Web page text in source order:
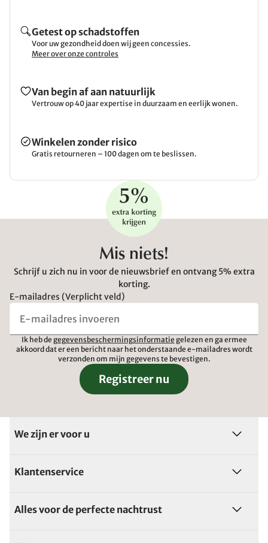
Getest op schadstoffen
Voor uw gezondheid doen wij geen concessies.
Meer over onze controles
Van begin af aan natuurlijk
Vertrouw op 40 jaar expertise in duurzaam en eerlijk wonen.
Winkelen zonder risico
Gratis retourneren – 100 dagen om te beslissen.
Mis niets!
Schrijf u zich nu in voor de nieuwsbrief en ontvang 5% extra
korting.
E-mailadres (Verplicht veld)
Ik heb de gegevensbeschermingsinformatie gelezen en ga ermee
akkoord dat er een bericht naar het onderstaande e-mailadres wordt
verzonden om mijn gegevens te bevestigen.
Registreer nu
We zijn er voor u
Klantenservice
Alles voor de perfecte nachtrust